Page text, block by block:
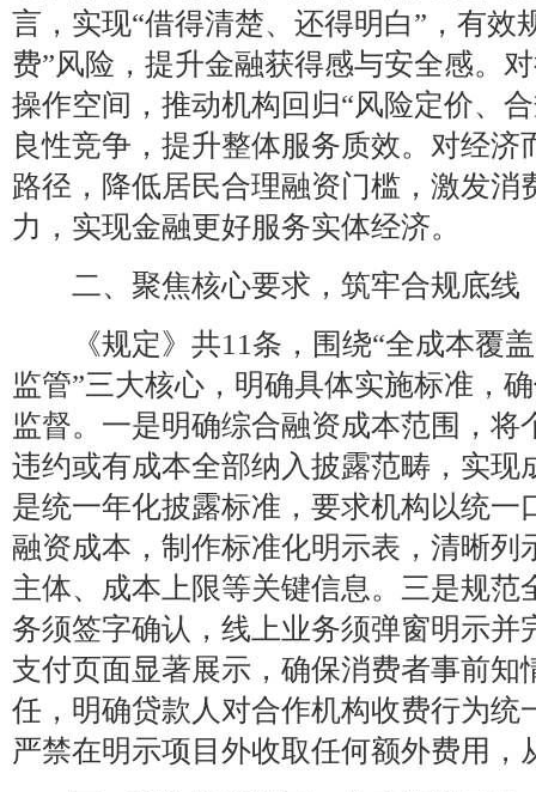
言，实现“借得清楚、还得明白”，有效
费”风险，提升金融获得感与安全感。
操作空间，推动机构回归“风险定价、
良性竞争，提升整体服务质效。对经济
路径，降低居民合理融资门槛，激发消
力，实现金融更好服务实体经济。
二、聚焦核心要求，筑牢合规底线
《规定》共11条，围绕“全成本覆盖
监管”三大核心，明确具体实施标准，
监督。一是明确综合融资成本范围，将
违约或有成本全部纳入披露范畴，实现
是统一年化披露标准，要求机构以统一
融资成本，制作标准化明示表，清晰列
主体、成本上限等关键信息。三是规范
务须签字确认，线上业务须弹窗明示并
支付页面显著展示，确保消费者事前知
任，明确贷款人对合作机构收费行为统
严禁在明示项目外收取任何额外费用，